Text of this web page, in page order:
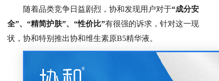
随着品类竞争日益剧烈，协和发现用户对于“成分安
全”、“精简护肤”、“性价比”有很强的诉求，针对这一现
状，协和特别推出协和维生素原B5精华液。